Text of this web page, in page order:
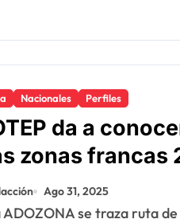
Nacionales Perfiles
da a
zonas francas
Ago 31, 2025
ADOZONA se traza ruta